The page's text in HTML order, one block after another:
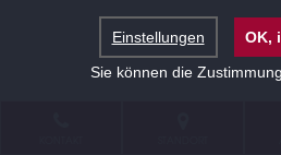
Einstellungen
OK,
Sie können die